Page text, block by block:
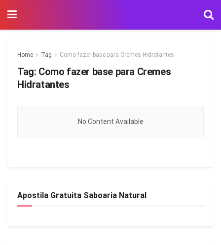
Home Tag Como fazer base para Cremes Hidratantes
Tag: Como fazer base para Cremes
Hidratantes
No Content Available
Apostila Gratuita Saboaria Natural